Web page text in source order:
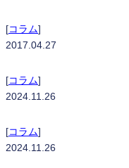
[コラム]
2017.04.27
[コラム]
2024.11.26
[コラム]
2024.11.26